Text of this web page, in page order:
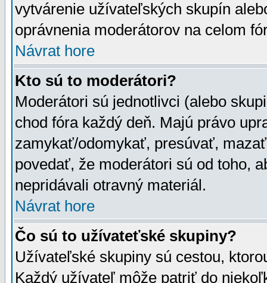
vytvárenie užívateľských skupín
oprávnenia moderátorov na celom
Návrat hore
Kto sú to moderátori?
Moderátori sú jednotlivci (alebo
chod fóra každý deň. Majú právo
zamykať/odomykať, presúvať,
povedať, že moderátori sú od toho,
nepridávali otravný materiál.
Návrat hore
Čo sú to užívateťské skupiny?
Užívateľské skupiny sú cestou,
Každý užívateľ môže patriť do